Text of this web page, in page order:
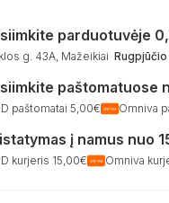
parduotuvėje
g. 43A, Mažeikiai
paštomatuose
paštomatai 5,00€ Omniva
į namus nuo
kurjeris 15,00€ Omniva